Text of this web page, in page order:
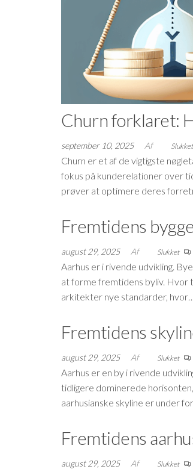
Churn forklaret:
september 10, 2025 Af Slukket
Churn er et af de vigtigste
fokus på kunderelationer over
prøver at optimere deres
Fremtidens
august 29, 2025 Af Slukket
Aarhus er i rivende udvikling.
at forme fremtidens byliv. Hvor
arkitekter nye standarder,
Fremtidens
august 29, 2025 Af Slukket
Aarhus er en by i rivende
tidligere dominerede
aarhusianske skyline er under
Fremtidens
august 29, 2025 Af Slukket